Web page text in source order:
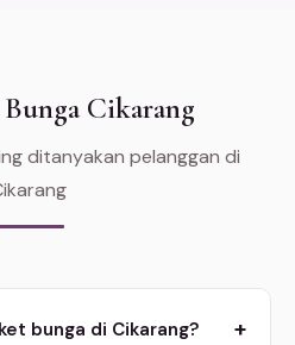
Cikarang
ditanyakan pelanggan di
bunga di Cikarang? +